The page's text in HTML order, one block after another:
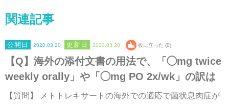
関連記事
2020.03.20 2020.03.20 役に立った (0)
【Q】海外の添付文書の用法で、「◯mg twice
weekly orally」や「◯mg PO 2x/wk」の訳は
【質問】 メトトレキサートの海外での適応で菌状息肉症が